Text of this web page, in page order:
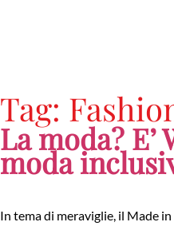
Tag:
La moda?
moda
In tema di meraviglie, il Made